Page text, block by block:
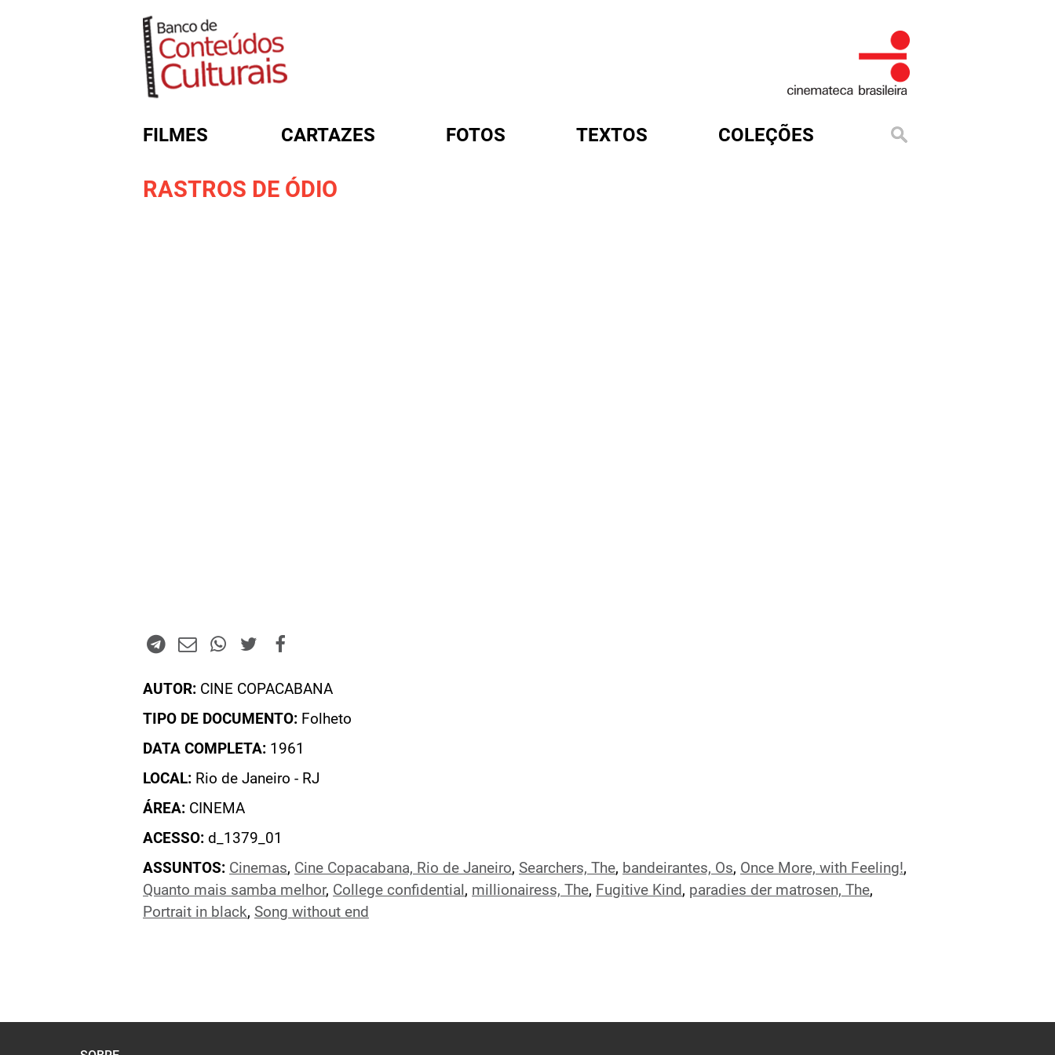
FILMES CARTAZES FOTOS TEXTOS COLEÇÕES
RASTROS DE ÓDIO
AUTOR: CINE COPACABANA
TIPO DE DOCUMENTO: Folheto
DATA COMPLETA: 1961
LOCAL: Rio de Janeiro - RJ
ÁREA: CINEMA
ACESSO: d_1379_01
ASSUNTOS: Cinemas, Cine Copacabana, Rio de Janeiro, Searchers, The, bandeirantes, Os, Once More, with Feeling!,
Quanto mais samba melhor, College confidential , millionairess, The, Fugitive Kind, paradies der matrosen, The,
Portrait in black, Song without end